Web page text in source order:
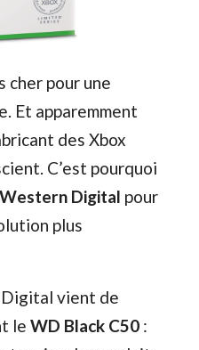
cher pour une
Et apparemment
des Xbox
C’est pourquoi
Western Digital pour
plus
vient de
le WD Black C50 :